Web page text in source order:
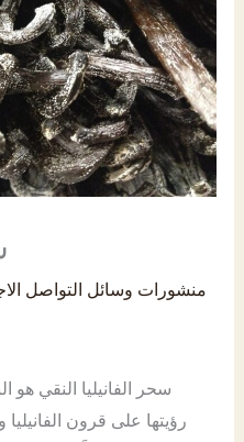
PK
منشورات وسائل التواصل
سحر الفانيليا النقي هو
رؤيتها على قرون